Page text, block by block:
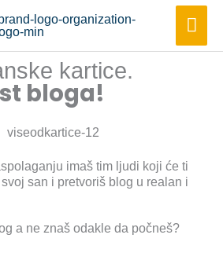
kartice.
bloga!
imaš tim ljudi koji će ti
san i pretvoriš blog u realan i
a ne znaš odakle da počneš?